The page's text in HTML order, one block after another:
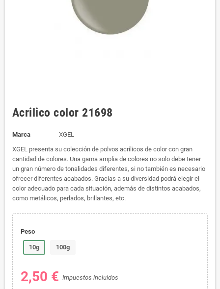
Acrilico color 21698
Marca
XGEL
XGEL presenta su colección de polvos acrílicos de color con gran
cantidad de colores. Una gama amplia de colores no solo debe tener
un gran número de tonalidades diferentes, si no también es necesario
ofrecer diferentes acabados. Gracias a su diversidad podrá elegir el
color adecuado para cada situación, además de distintos acabados,
como metálicos, perlados, brillantes, etc.
Peso
10g 100g
2,50 € Impuestos incluidos